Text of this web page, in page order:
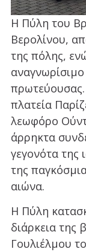
Η Πύλη του
Βερολίνου,
της πόλης,
πλατεία
λεωφόρο
άρρηκτα
γεγονότα της
της
αιώνα.
Η Πύλη
διάρκεια της
Γουλιέλμου